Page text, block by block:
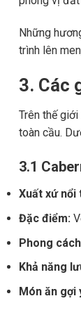
Những
trình lên
3. Các
Trên thế
toàn cầu.
3.1
Xuất xứ nổi
Đặc điểm:
Phong
Khả năng
Món ăn gợi